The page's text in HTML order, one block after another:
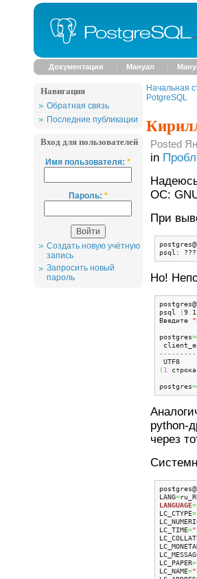
Документация Мануал
Навигация
Обратная связь
Последние публикации
Вход для пользователей
Имя пользователя:*
Пароль: *
Создать новую учётную
запись
Запросить новый
пароль
Начальная
PotgreSQL
Posted
in
ОС:
При
psql:
Но!
psql
(9. 1
Введите
postgres=
UTF8
( 1 строка
postgres=
python-
через
LANG=
LANGUAGE=
LC_CTYPE=
LC_TIME=
LC_PAPER=
LC_NAME=